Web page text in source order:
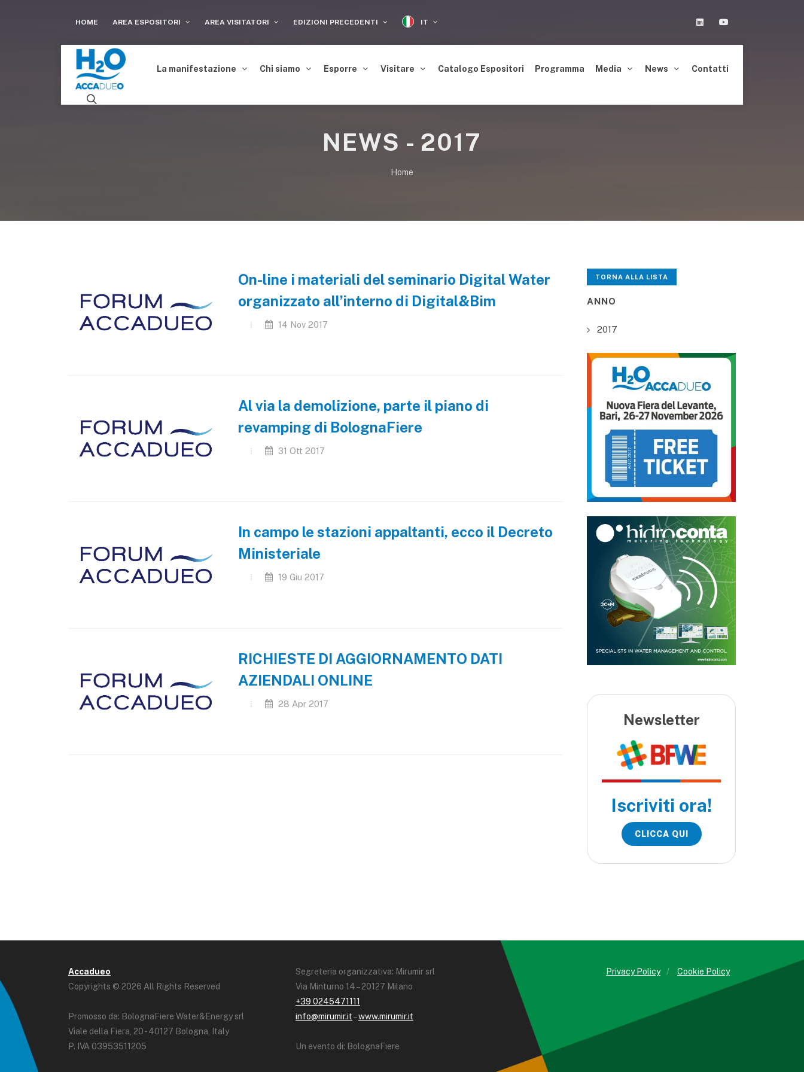
HOME AREA ESPOSITORI AREA VISITATORI EDIZIONI PRECEDENTI IT Linkedin
La manifestazione Chi siamo Esporre Visitare Catalogo Espositori Programma Media News Contatti
NEWS - 2017
Home
On-line i materiali del seminario Digital Water
organizzato all’interno di Digital&Bim
14 Nov 2017
Al via la demolizione, parte il piano di
revamping di BolognaFiere
31 Ott 2017
In campo le stazioni appaltanti, ecco il Decreto
Ministeriale
19 Giu 2017
RICHIESTE DI AGGIORNAMENTO DATI
AZIENDALI ONLINE
28 Apr 2017
TORNA ALLA LISTA
ANNO
2017
Newsletter
Iscriviti ora!
CLICCA QUI
Accadueo
Copyrights © 2026 All Rights Reserved
Promosso da: BolognaFiere Water&Energy srl
Viale della Fiera, 20 - 40127 Bologna, Italy
P. IVA 03953511205
Segreteria organizzativa: Mirumir srl
Via Minturno 14 – 20127 Milano
+39 0245471111
info@mirumir.it–www.mirumir.it
Un evento di: BolognaFiere
Privacy Policy / Cookie Policy